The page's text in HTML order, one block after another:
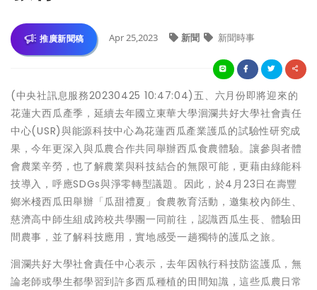
推廣新聞稿 Apr 25,2023 新聞 新聞時事
(中央社訊息服務20230425 10:47:04)五、六月份即將迎來的
花蓮大西瓜產季，延續去年國立東華大學洄瀾共好大學社會責任
中心(USR)與能源科技中心為花蓮西瓜產業護瓜的試驗性研究成
果，今年更深入與瓜農合作共同舉辦西瓜食農體驗。讓參與者體
會農業辛勞，也了解農業與科技結合的無限可能，更藉由綠能科
技導入，呼應SDGs與淨零轉型議題。因此，於4月23日在壽豐
鄉米棧西瓜田舉辦「瓜甜禮夏」食農教育活動，邀集校內師生、
慈濟高中師生組成跨校共學團一同前往，認識西瓜生長、體驗田
間農事，並了解科技應用，實地感受一趟獨特的護瓜之旅。
洄瀾共好大學社會責任中心表示，去年因執行科技防盜護瓜，無
論老師或學生都學習到許多西瓜種植的田間知識，這些瓜農日常